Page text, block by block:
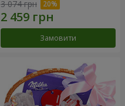
3 074 грн
Замовити